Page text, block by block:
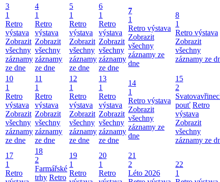
3
1
Retro
výstava
Zobrazit
všechny
záznamy
ze dne
4
1
Retro
výstava
Zobrazit
všechny
záznamy
ze dne
5
1
Retro
výstava
Zobrazit
všechny
záznamy
ze dne
6
1
Retro
výstava
Zobrazit
všechny
záznamy
ze dne
7
1
Retro výstava
Zobrazit
všechny
záznamy ze
dne
8
1
Retro výstava
Zobrazit
všechny
záznamy ze
10
1
Retro
výstava
Zobrazit
všechny
záznamy
ze dne
11
1
Retro
výstava
Zobrazit
všechny
záznamy
ze dne
12
1
Retro
výstava
Zobrazit
všechny
záznamy
ze dne
13
1
Retro
výstava
Zobrazit
všechny
záznamy
ze dne
14
1
Retro výstava
Zobrazit
všechny
záznamy ze
dne
15
2
pouť Retro
výstava
Zobrazit
všechny
záznamy ze
17
1
Retro
18
2
Farmářské
trhy Retro
19
1
Retro
20
1
Retro
21
2
Léto 2026
22
1